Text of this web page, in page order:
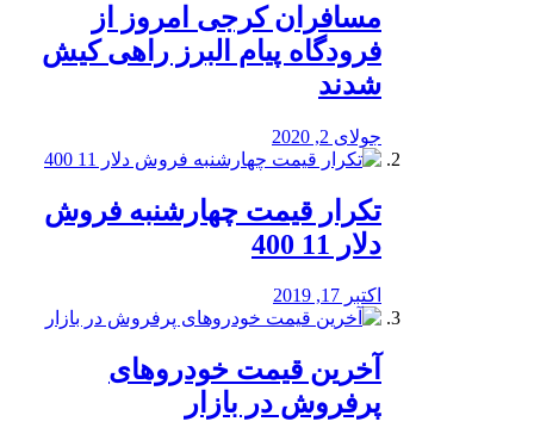
مسافران کرجی امروز از
فرودگاه پیام البرز راهی کیش
شدند
جولای 2, 2020
تکرار قیمت چهارشنبه فروش
دلار 11 400
اکتبر 17, 2019
آخرین قیمت خودرو‌های
پرفروش در بازار